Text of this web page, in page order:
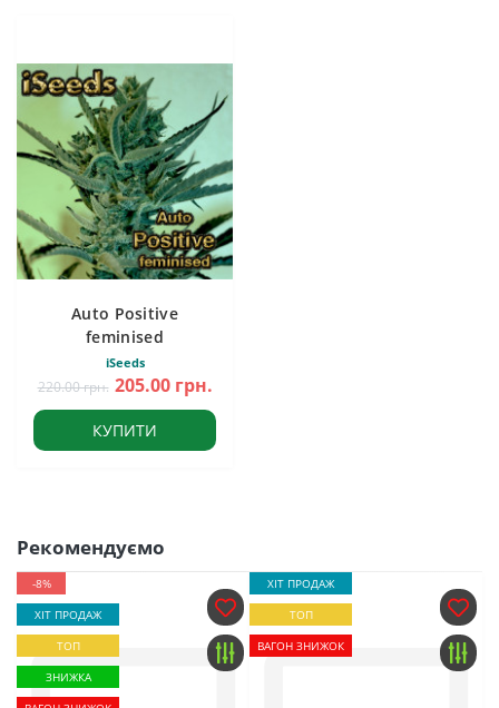
Auto Positive
feminised
iSeeds
220.00 грн. 205.00 грн.
КУПИТИ
Рекомендуємо
-8%
ХІТ ПРОДАЖ
ТОП
ЗНИЖКА
ХІТ ПРОДАЖ
ТОП
ВАГОН ЗНИЖОК